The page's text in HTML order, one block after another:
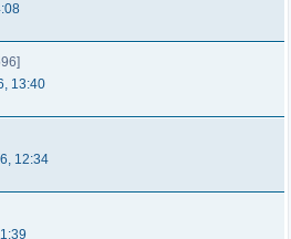
13:40
12:34